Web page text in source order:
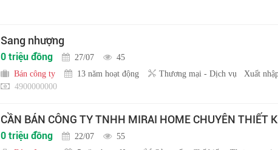
Sang nhượng
0 triệu đồng 27/07
45
Bán công ty
13 năm hoạt động Thương mại - Dịch vụ Xuất
4900000000
CẦN BÁN CÔNG TY TNHH MIRAI HOME CHUYÊN THIẾT
0 triệu đồng 22/07
55